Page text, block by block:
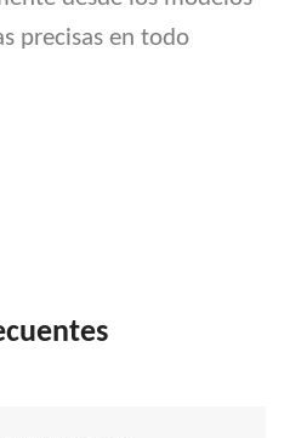
precisas en todo